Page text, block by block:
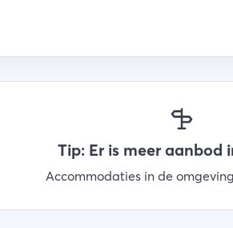
Tip: Er is meer aanbod
Accommodaties in de